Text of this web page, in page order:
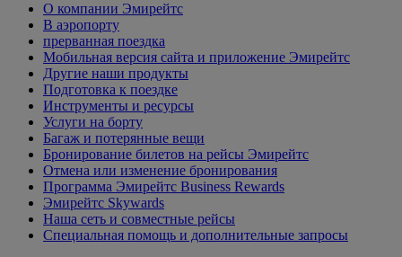
О компании Эмирейтс
В аэропорту
прерванная поездка
Мобильная версия сайта и приложение Эмирейтс
Другие наши продукты
Подготовка к поездке
Инструменты и ресурсы
Услуги на борту
Багаж и потерянные вещи
Бронирование билетов на рейсы Эмирейтс
Отмена или изменение бронирования
Программа Эмирейтс Business Rewards
Эмирейтс Skywards
Наша сеть и совместные рейсы
Специальная помощь и дополнительные запросы